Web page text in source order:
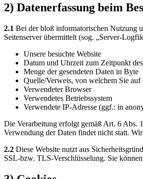
2) Datenerfassung beim
2.1 Bei der bloß informatorischen Nutzung
Seitenserver übermittelt (sog. „Server-
Unsere besuchte Website
Datum und Uhrzeit zum Zeitpunkt
Menge der gesendeten Daten in Byte
Quelle/Verweis, von welchem Sie auf
Verwendeter Browser
Verwendetes Betriebssystem
Verwendete IP-Adresse (ggf.: in
Die Verarbeitung erfolgt gemäß Art. 6 Abs.
Verwendung der Daten findet nicht statt.
2.2 Diese Website nutzt aus
SSL-bzw. TLS-Verschlüsselung. Sie